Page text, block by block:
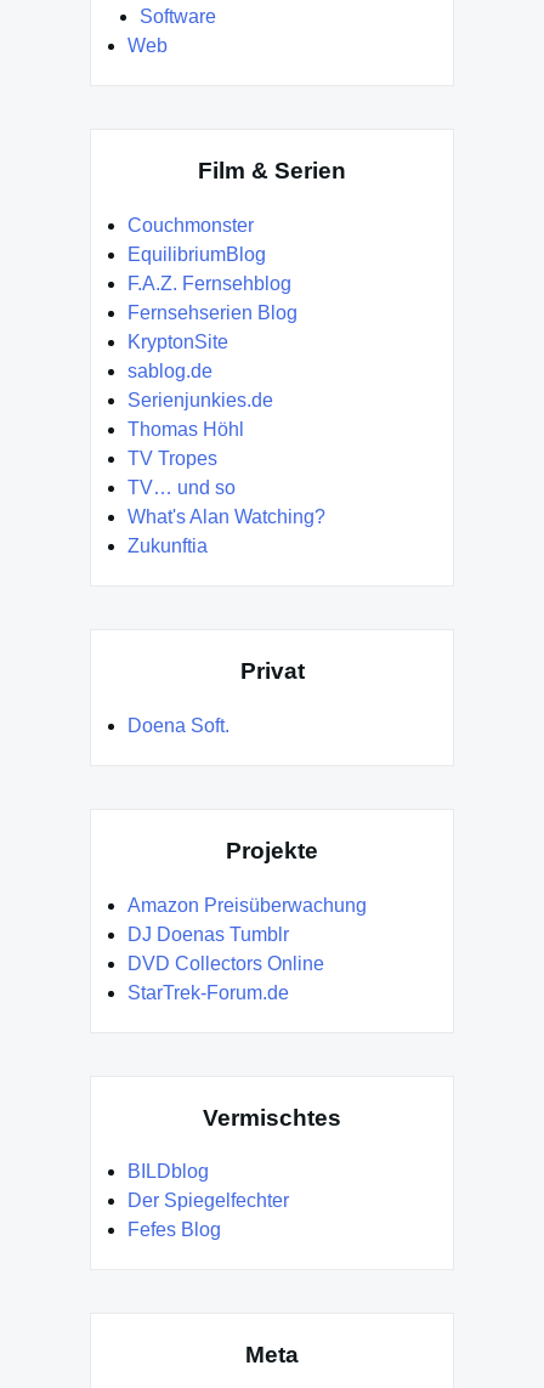
Software
Web
Film & Serien
Couchmonster
EquilibriumBlog
F.A.Z. Fernsehblog
Fernsehserien Blog
KryptonSite
sablog.de
Serienjunkies.de
Thomas Höhl
TV Tropes
TV… und so
What's Alan Watching?
Zukunftia
Privat
Doena Soft.
Projekte
Amazon Preisüberwachung
DJ Doenas Tumblr
DVD Collectors Online
StarTrek-Forum.de
Vermischtes
BILDblog
Der Spiegelfechter
Fefes Blog
Meta